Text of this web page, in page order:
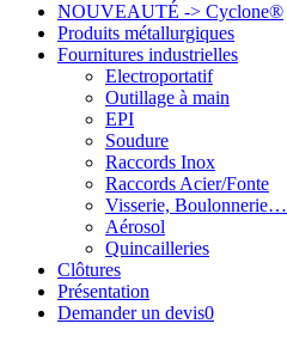
NOUVEAUTÉ -> Cyclone®
Produits métallurgiques
Fournitures industrielles
Electroportatif
Outillage à main
EPI
Soudure
Raccords Inox
Raccords Acier/Fonte
Visserie, Boulonnerie…
Aérosol
Quincailleries
Clôtures
Présentation
Demander un devis0